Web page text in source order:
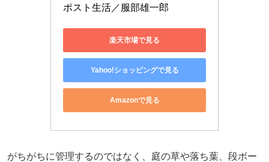
ポスト生活／服部雄一郎
楽天市場で見る
Yahoo!ショッピングで見る
Amazonで見る
がちがちに管理するのではなく、庭の草や落ち葉、段ボー